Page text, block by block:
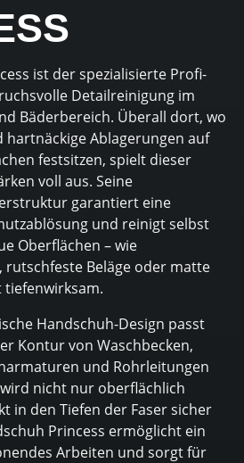
ist der spezialisierte Profi-
Detailreinigung im
Bäderbereich. Überall dort, wo
hartnäckige Ablagerungen auf
festsitzen, spielt dieser
voll aus. Seine
garantiert eine
und reinigt selbst
Oberflächen – wie
Beläge oder matte
Handschuh-Design passt
Kontur von Waschbecken,
und Rohrleitungen
nicht nur oberflächlich
in den Tiefen der Faser sicher
Princess ermöglicht ein
Arbeiten und sorgt für